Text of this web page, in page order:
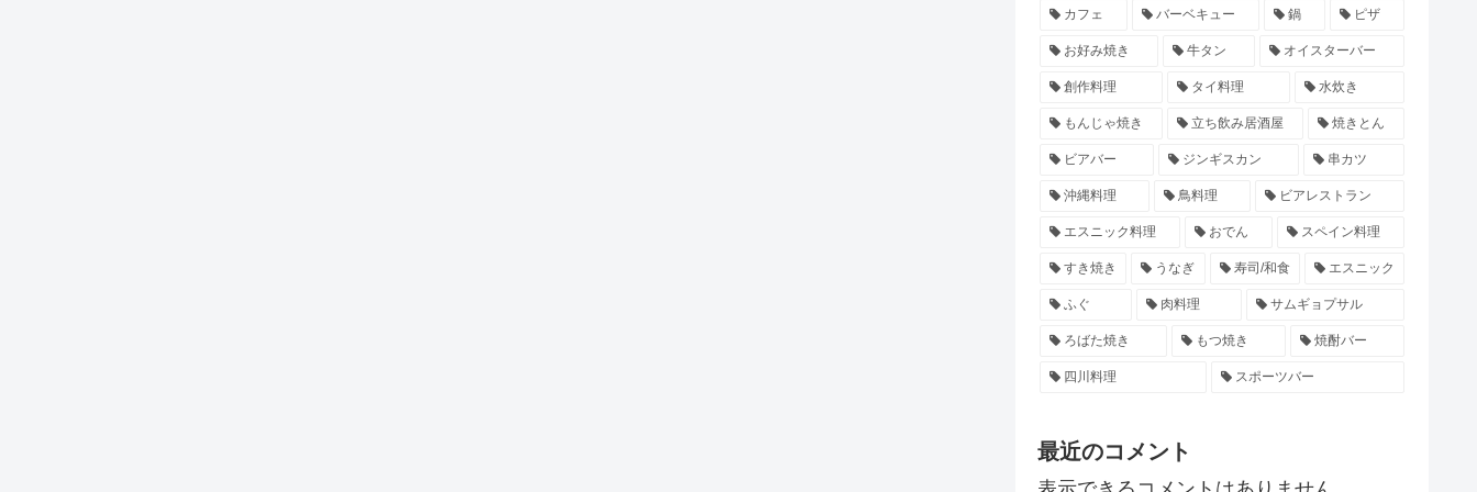
カフェ バーベキュー 鍋 ピザ
お好み焼き 牛タン オイスターバー
創作料理 タイ料理 水炊き
もんじゃ焼き 立ち飲み居酒屋 焼きとん
ビアバー ジンギスカン 串カツ
沖縄料理 鳥料理 ビアレストラン
エスニック料理 おでん スペイン料理
すき焼き うなぎ 寿司/和食 エスニック
ふぐ 肉料理 サムギョプサル
ろばた焼き もつ焼き 焼酎バー
四川料理 スポーツバー
最近のコメント